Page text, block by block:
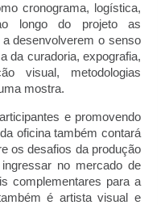
cronograma, logística,
longo do projeto as
desenvolverem o senso
da curadoria, expografia,
visual, metodologias
mostra.
e promovendo
oficina também contará
os desafios da produção
no mercado de
complementares para a
é artista visual e